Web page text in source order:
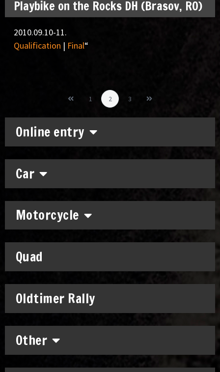
Online entry
Car
Motorcycle
Quad
Oldtimer Rally
Other
Playbike on the Rocks DH (Brasov, RO)
2010.09.10-11.
Qualification | Final“
1 2 3